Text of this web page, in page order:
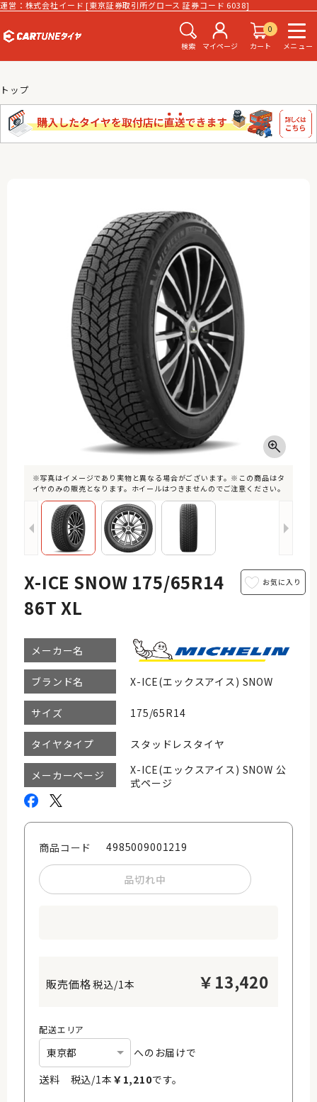
運営：株式会社イード [東京証券取引所グロース 証券コード 6038]
検索 マイページ
0
カート
メニュー
トップ
※写真はイメージであり実物と異なる場合がございます。※この商品はタ
イヤのみの販売となります。ホイールはつきませんのでご注意ください。
X-ICE SNOW 175/65R14
86T XL
メーカー名
ブランド名 X-ICE(エックスアイス) SNOW
サイズ 175/65R14
タイヤタイプ スタッドレスタイヤ
メーカーページ
X-ICE(エックスアイス) SNOW 公
式ページ
商品コード 4985009001219
品切れ中
税込/1本 ￥ 13,420
配送エリア
へのお届けで
送料 税込/1本 ￥ 1,210です。